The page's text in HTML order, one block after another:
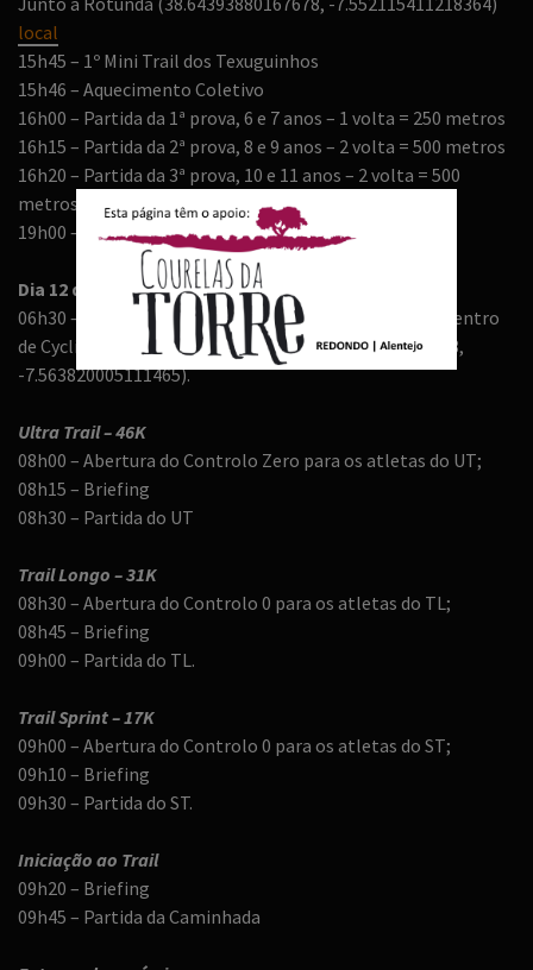
local
15h45 – 1º Mini Trail dos Texuguinhos
15h46 – Aquecimento Coletivo
16h00 – Partida da 1ª prova, 6 e 7 anos – 1 volta = 250 metros
16h15 – Partida da 2ª prova, 8 e 9 anos – 2 volta = 500 metros
16h20 – Partida da 3ª prova, 10 e 11 anos – 2 volta = 500
metros
19h00 – Fecho do Secretariado
Dia 12 de Abril 2026
06h30 – Abertura do Secretariado (Centro de Saúde / Centro
de Cycling, Aldeia da Serra D’Ossa – 38.70843924062783,
-7.563820005111465).
Ultra Trail – 46K
08h00 – Abertura do Controlo Zero para os atletas do UT;
08h15 – Briefing
08h30 – Partida do UT
Trail Longo – 31K
08h30 – Abertura do Controlo 0 para os atletas do TL;
08h45 – Briefing
09h00 – Partida do TL.
Trail Sprint – 17K
09h00 – Abertura do Controlo 0 para os atletas do ST;
09h10 – Briefing
09h30 – Partida do ST.
Iniciação ao Trail
09h20 – Briefing
09h45 – Partida da Caminhada